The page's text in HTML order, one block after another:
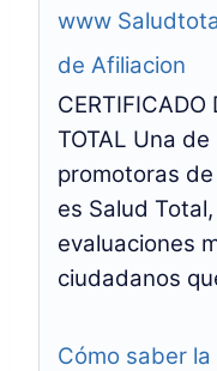
www
de Afiliacion
CERTIFICADO
TOTAL Una
promotoras
es Salud
evaluaciones
ciudadanos
Cómo saber